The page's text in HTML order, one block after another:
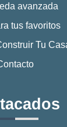
avanzada
tus favoritos
Tu